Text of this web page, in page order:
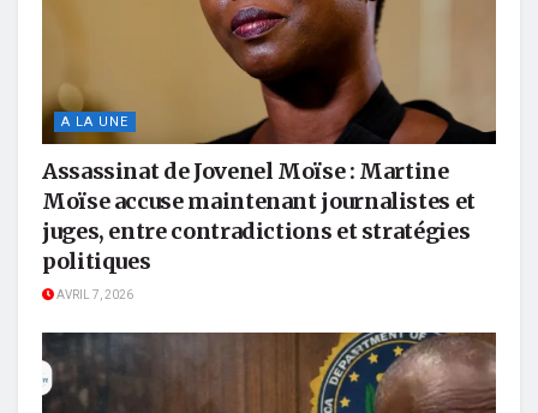
A LA UNE
Assassinat de Jovenel Moïse : Martine
Moïse accuse maintenant journalistes et
juges, entre contradictions et stratégies
politiques
AVRIL 7, 2026